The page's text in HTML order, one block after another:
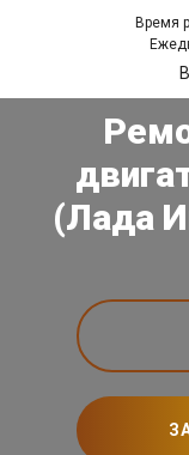
Время
(Лада